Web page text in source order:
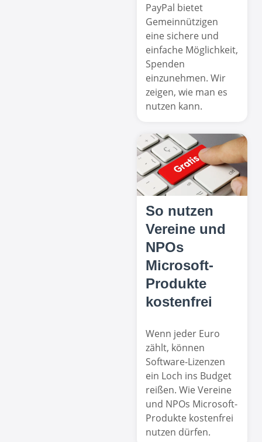
PayPal bietet
Gemeinnützigen
eine sichere und
einfache Möglichkeit,
Spenden
einzunehmen. Wir
zeigen, wie man es
nutzen kann.
So nutzen
Vereine und
NPOs
Microsoft-
Produkte
kostenfrei
Wenn jeder Euro
zählt, können
Software-Lizenzen
ein Loch ins Budget
reißen. Wie Vereine
und NPOs Microsoft-
Produkte kostenfrei
nutzen dürfen.